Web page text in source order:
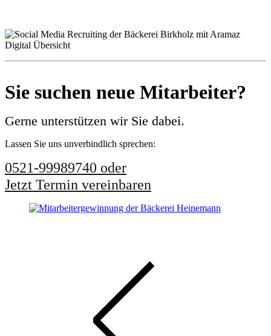
Sie suchen neue Mitarbeiter?
Gerne unterstützen wir Sie dabei.
Lassen Sie uns unverbindlich sprechen:
0521-99989740 oder
Jetzt Termin vereinbaren